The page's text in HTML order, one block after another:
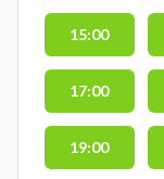
15:00
17:00
19:00